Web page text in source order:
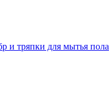
и тряпки для мытья пола